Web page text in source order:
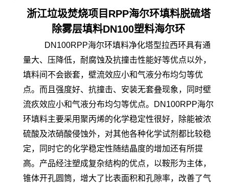
浙江垃圾焚烧项目 RPP海尔环填料脱硫塔
除雾层填料DN100塑料海尔环
DN100RPP海尔环填料净化塔型拉西环具有通
量大、压降低，耐腐蚀及抗撞击性能好等优点以外，
填料间不会嵌套，壁流效应小和气液分布均匀等优
点。而且强度好、抗撞击、安装无套叠现象，同时壁
流疚效应小和气液分布均匀等优点。DN100RPP海尔
环填料主要采用聚丙烯的化学稳定性很好，除能被浓
硫酸及浓硝酸侵蚀外，对其他各种化学试剂都比较稳
定，同时它的化学稳定性随结晶度的增加还有所提
高。产品经注塑成复杂结构的优点，以鞍形为主体，
锥体开孔圆筒，增大了比表面积和孔隙率，改善了气